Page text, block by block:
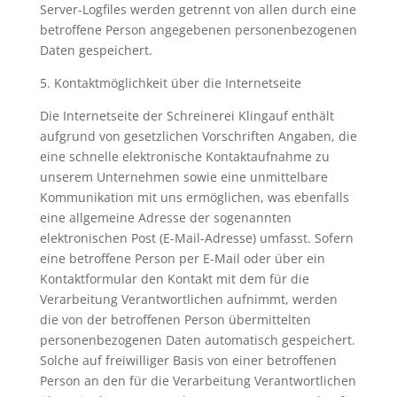
Server-Logfiles werden getrennt von allen durch eine
betroffene Person angegebenen personenbezogenen
Daten gespeichert.
5. Kontaktmöglichkeit über die Internetseite
Die Internetseite der Schreinerei Klingauf enthält
aufgrund von gesetzlichen Vorschriften Angaben, die
eine schnelle elektronische Kontaktaufnahme zu
unserem Unternehmen sowie eine unmittelbare
Kommunikation mit uns ermöglichen, was ebenfalls
eine allgemeine Adresse der sogenannten
elektronischen Post (E-Mail-Adresse) umfasst. Sofern
eine betroffene Person per E-Mail oder über ein
Kontaktformular den Kontakt mit dem für die
Verarbeitung Verantwortlichen aufnimmt, werden
die von der betroffenen Person übermittelten
personenbezogenen Daten automatisch gespeichert.
Solche auf freiwilliger Basis von einer betroffenen
Person an den für die Verarbeitung Verantwortlichen